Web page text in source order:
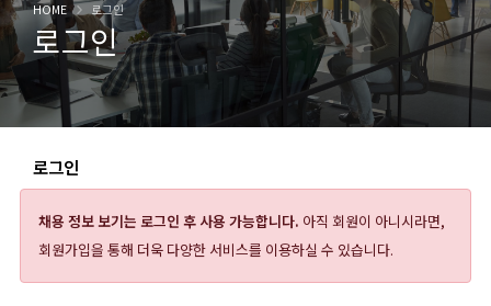
로그인
HOME 로그인
로그인
채용 정보 보기는 로그인 후 사용 가능합니다. 아직 회원이 아니시라면,
회원가입을 통해 더욱 다양한 서비스를 이용하실 수 있습니다.